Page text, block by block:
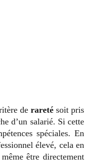
de rareté soit pris
d’un salarié. Si cette
spéciales. En
élevé, cela en
être directement